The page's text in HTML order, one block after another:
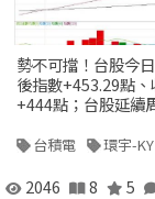
勢不可擋！台股今
後指數+453.29點
+444點；台股延續
台積電 環宇-KY
2046 8 5